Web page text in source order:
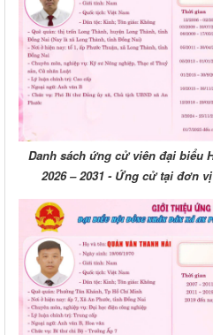
Danh sách ứng cử viên đại biểu
2026 – 2031 - Ứng cử tại đơn